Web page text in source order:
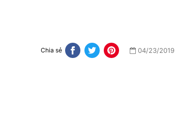
Chia sẻ 04/23/2019